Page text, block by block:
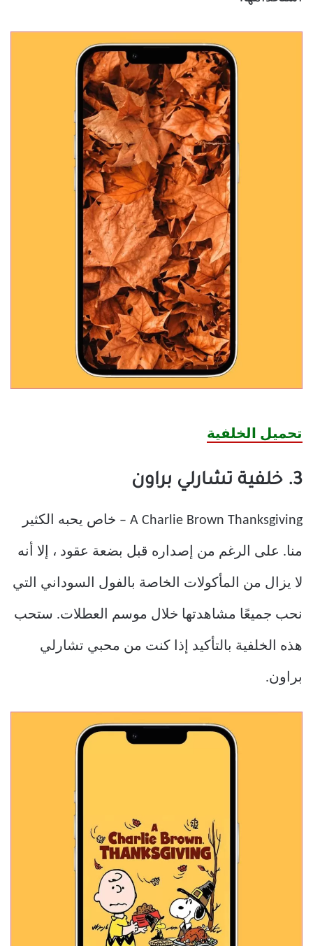
تحميل الخلفية
3. خلفية تشارلي براون
A Charlie Brown Thanksgiving – خاص يحبه الكثير
منا. على الرغم من إصداره قبل بضعة عقود ، إلا أنه
لا يزال من المأكولات الخاصة بالفول السوداني التي
نحب جميعًا مشاهدتها خلال موسم العطلات. ستحب
هذه الخلفية بالتأكيد إذا كنت من محبي تشارلي
براون.